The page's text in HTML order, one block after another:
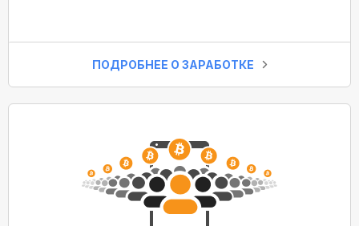
ПОДРОБНЕЕ О ЗАРАБОТКЕ